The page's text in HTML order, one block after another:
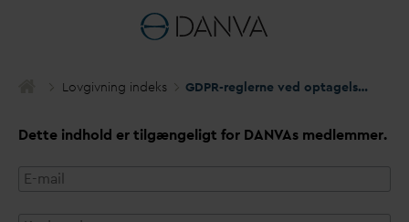
Lovgivning indeks GDPR-reglerne ved optagelse af telefonsamtaler
Dette indhold er tilgængeligt for DANVAs medlemmer.